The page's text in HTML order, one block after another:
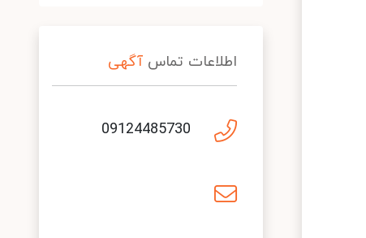
اطلاعات تماس آگهی
09124485730